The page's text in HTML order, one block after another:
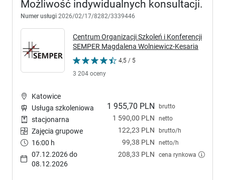
Możliwość indywidualnych konsultacji.
Numer usługi 2026/02/17/8282/3339446
Centrum Organizacji Szkoleń i Konferencji
SEMPER Magdalena Wolniewicz-Kesaria
4,5 / 5
3 204 oceny
1 955,70 PLN brutto
1 590,00 PLN netto
122,23 PLN brutto/h
99,38 PLN netto/h
208,33 PLN cena rynkowa
Katowice
Usługa szkoleniowa
stacjonarna
Zajęcia grupowe
16:00 h
07.12.2026 do
08.12.2026